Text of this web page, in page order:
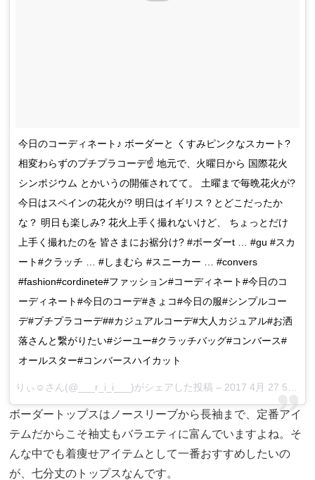
今日のコーディネート♪ ボーダーと くすみピンクなスカート?
相変わらずのプチプラコーデ☝ 地元で、火曜日から 国際花火
シンポジウム とかいうの開催されてて。 土曜まで毎晩花火が?
今日はスペインの花火が? 明日はイギリス？とどこだったか
な？ 明日も楽しみ? 花火上手く撮れないけど、 ちょっとだけ
上手く撮れたのを 皆さまにお裾分け? #ボーダーt … #gu #スカ
ート#クラッチ … #しまむら #スニーカー … #convers
#fashion#cordinete#ファッション#コーディネート#今日のコ
ーディネート#今日のコーデ#きょコ#今日の服#シンプルコー
デ#プチプラコーデ##カジュアルコーデ#大人カジュアル#お洒
落さんと繋がりたい#ジーユー#クラッチバッグ#コンバース#
オールスター#コンバースハイカット
りぃ☺さん(@___r_i_i___)がシェアした投稿 – 2017 4月 27 5:55午前 PDT
ボーダートップスはノースリーブから長袖まで、定番アイ
テムだからこそ袖丈もバラエティに富んでいますよね。そ
んな中でも着痩せアイテムとして一番おすすめしたいの
が、七分丈のトップスなんです。